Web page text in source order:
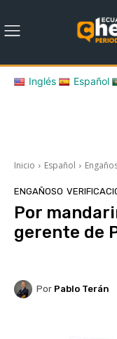
Inglés Español
Inicio Español
ENGAÑOSO
Por
gerente de
Por Pablo Terán